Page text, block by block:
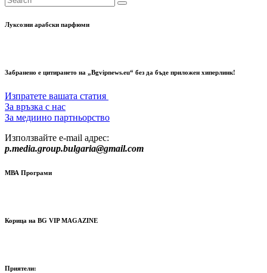
Луксозни арабски парфюми
Забранено е цитирането на „Bgvipnews.eu“ без да бъде приложен хиперлинк!
Изпратете вашата статия
За връзка с нас
За медиино партньорство
Използвайте e-mail адрес:
p.media.group.bulgaria@gmail.com
МВА Програми
Корица на BG VIP MAGAZINE
Приятели: